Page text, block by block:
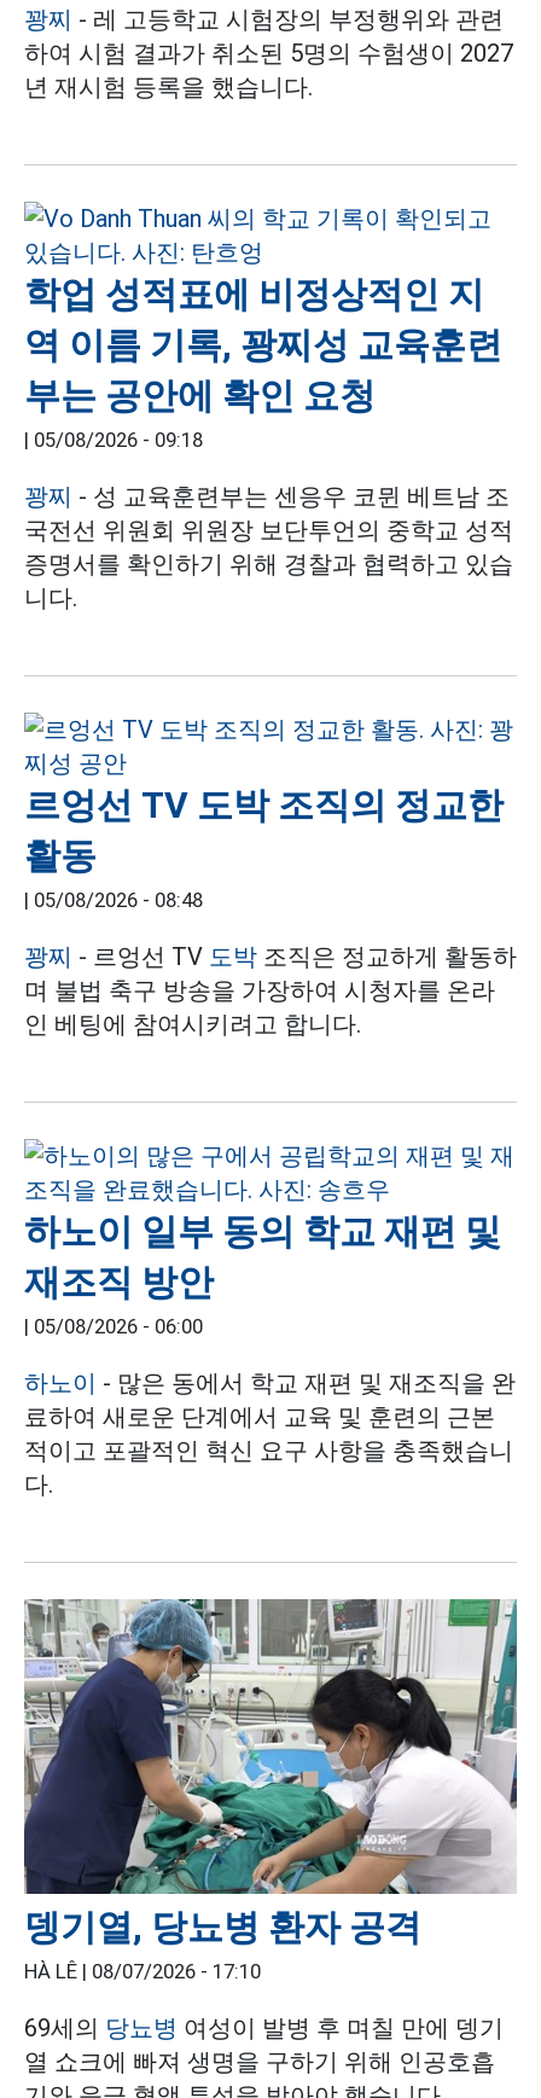
꽝찌 - 레 고등학교 시험장의 부정행위와 관련
하여 시험 결과가 취소된 5명의 수험생이 2027
년 재시험 등록을 했습니다.
학업 성적표에 비정상적인 지
역 이름 기록, 꽝찌성 교육훈련
부는 공안에 확인 요청
| 05/08/2026 - 09:18
꽝찌 - 성 교육훈련부는 센응우 코뮌 베트남 조
국전선 위원회 위원장 보단투언의 중학교 성적
증명서를 확인하기 위해 경찰과 협력하고 있습
니다.
르엉선 TV 도박 조직의 정교한
활동
| 05/08/2026 - 08:48
꽝찌 - 르엉선 TV 도박 조직은 정교하게 활동하
며 불법 축구 방송을 가장하여 시청자를 온라
인 베팅에 참여시키려고 합니다.
하노이 일부 동의 학교 재편 및
재조직 방안
| 05/08/2026 - 06:00
하노이 - 많은 동에서 학교 재편 및 재조직을 완
료하여 새로운 단계에서 교육 및 훈련의 근본
적이고 포괄적인 혁신 요구 사항을 충족했습니
다.
뎅기열, 당뇨병 환자 공격
HÀ LÊ | 08/07/2026 - 17:10
69세의 당뇨병 여성이 발병 후 며칠 만에 뎅기
열 쇼크에 빠져 생명을 구하기 위해 인공호흡